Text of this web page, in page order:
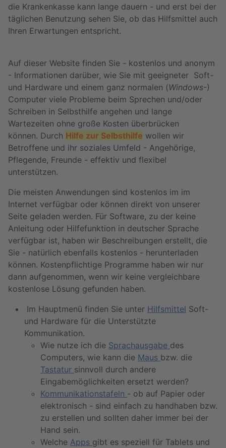
die Krankenkasse kann lange dauern - und erst bei der
täglichen Benutzung sehen Sie, ob das Hilfsmittel auch
Ihren Erwartungen entspricht.
Auf dieser Website finden Sie - kostenlos und anonym
- Informationen darüber, wie Sie mit geeigneter Soft-
und Hardware und einem ganz normalen (Windows-)
Computer viele Probleme beim Sprechen und/oder
Schreiben in Selbsthilfe angehen und lange
Wartezeiten ohne große Kosten überbrücken
können. Durch Hilfe zur Selbsthilfe wollen wir
Betroffene und ihr soziales Umfeld - Angehörige,
Pflegende, Freunde - effektiv und flexibel
unterstützen.
Die meisten Anwendungen sind kostenlos im im
Internet verfügbar oder können direkt von unserer
Seite geladen werden. Für Software, zu der keine
Anleitung oder Hilfefunktion in deutscher Sprache
verfügbar ist, haben wir Beschreibungen erstellt, die
Sie - natürlich ebenfalls kostenlos - herunterladen
können. Kostenpflichtige Programme haben wir nur
dann aufgenommen, wenn wir keine vergleichbare
kostenlose Lösung gefunden haben.
Im Hauptmenü finden Sie unter Hilfsmittel Soft-
und Hardware für die Unterstützte
Kommunikation.
Wie nutze ich die Sprachausgabe des
Computers, wie kann die Maus bzw. die
Tastatur sinnvoll durch andere
Eingabemöglichkeiten ersetzt werden?
Kommunikationstafeln - ob auf Papier oder
elektronisch - sind einfach zu handhaben bzw.
zu erstellen und sollten daher immer bei der
Hand sein.
Welche Apps gibt es speziell für Tablets und